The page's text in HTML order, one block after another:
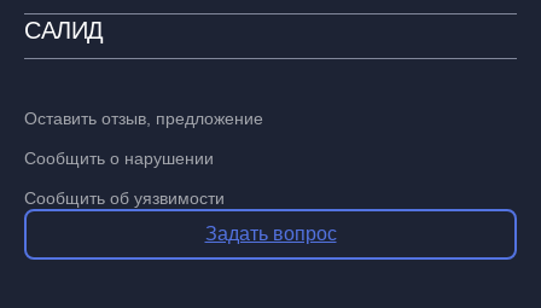
САЛИД
Оставить отзыв, предложение
Сообщить о нарушении
Сообщить об уязвимости
Задать вопрос